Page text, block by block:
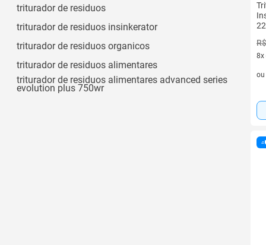
triturador de residuos
triturador de residuos insinkerator
triturador de residuos organicos
triturador de residuos alimentares
triturador de residuos alimentares advanced series
evolution plus 750wr
8x
8
ou